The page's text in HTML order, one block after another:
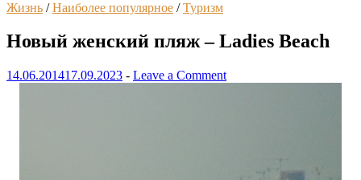
Жизнь /Наиболее популярное /Туризм
Новый женский пляж – Ladies Beach
14.06.201417.09.2023 - Leave a Comment